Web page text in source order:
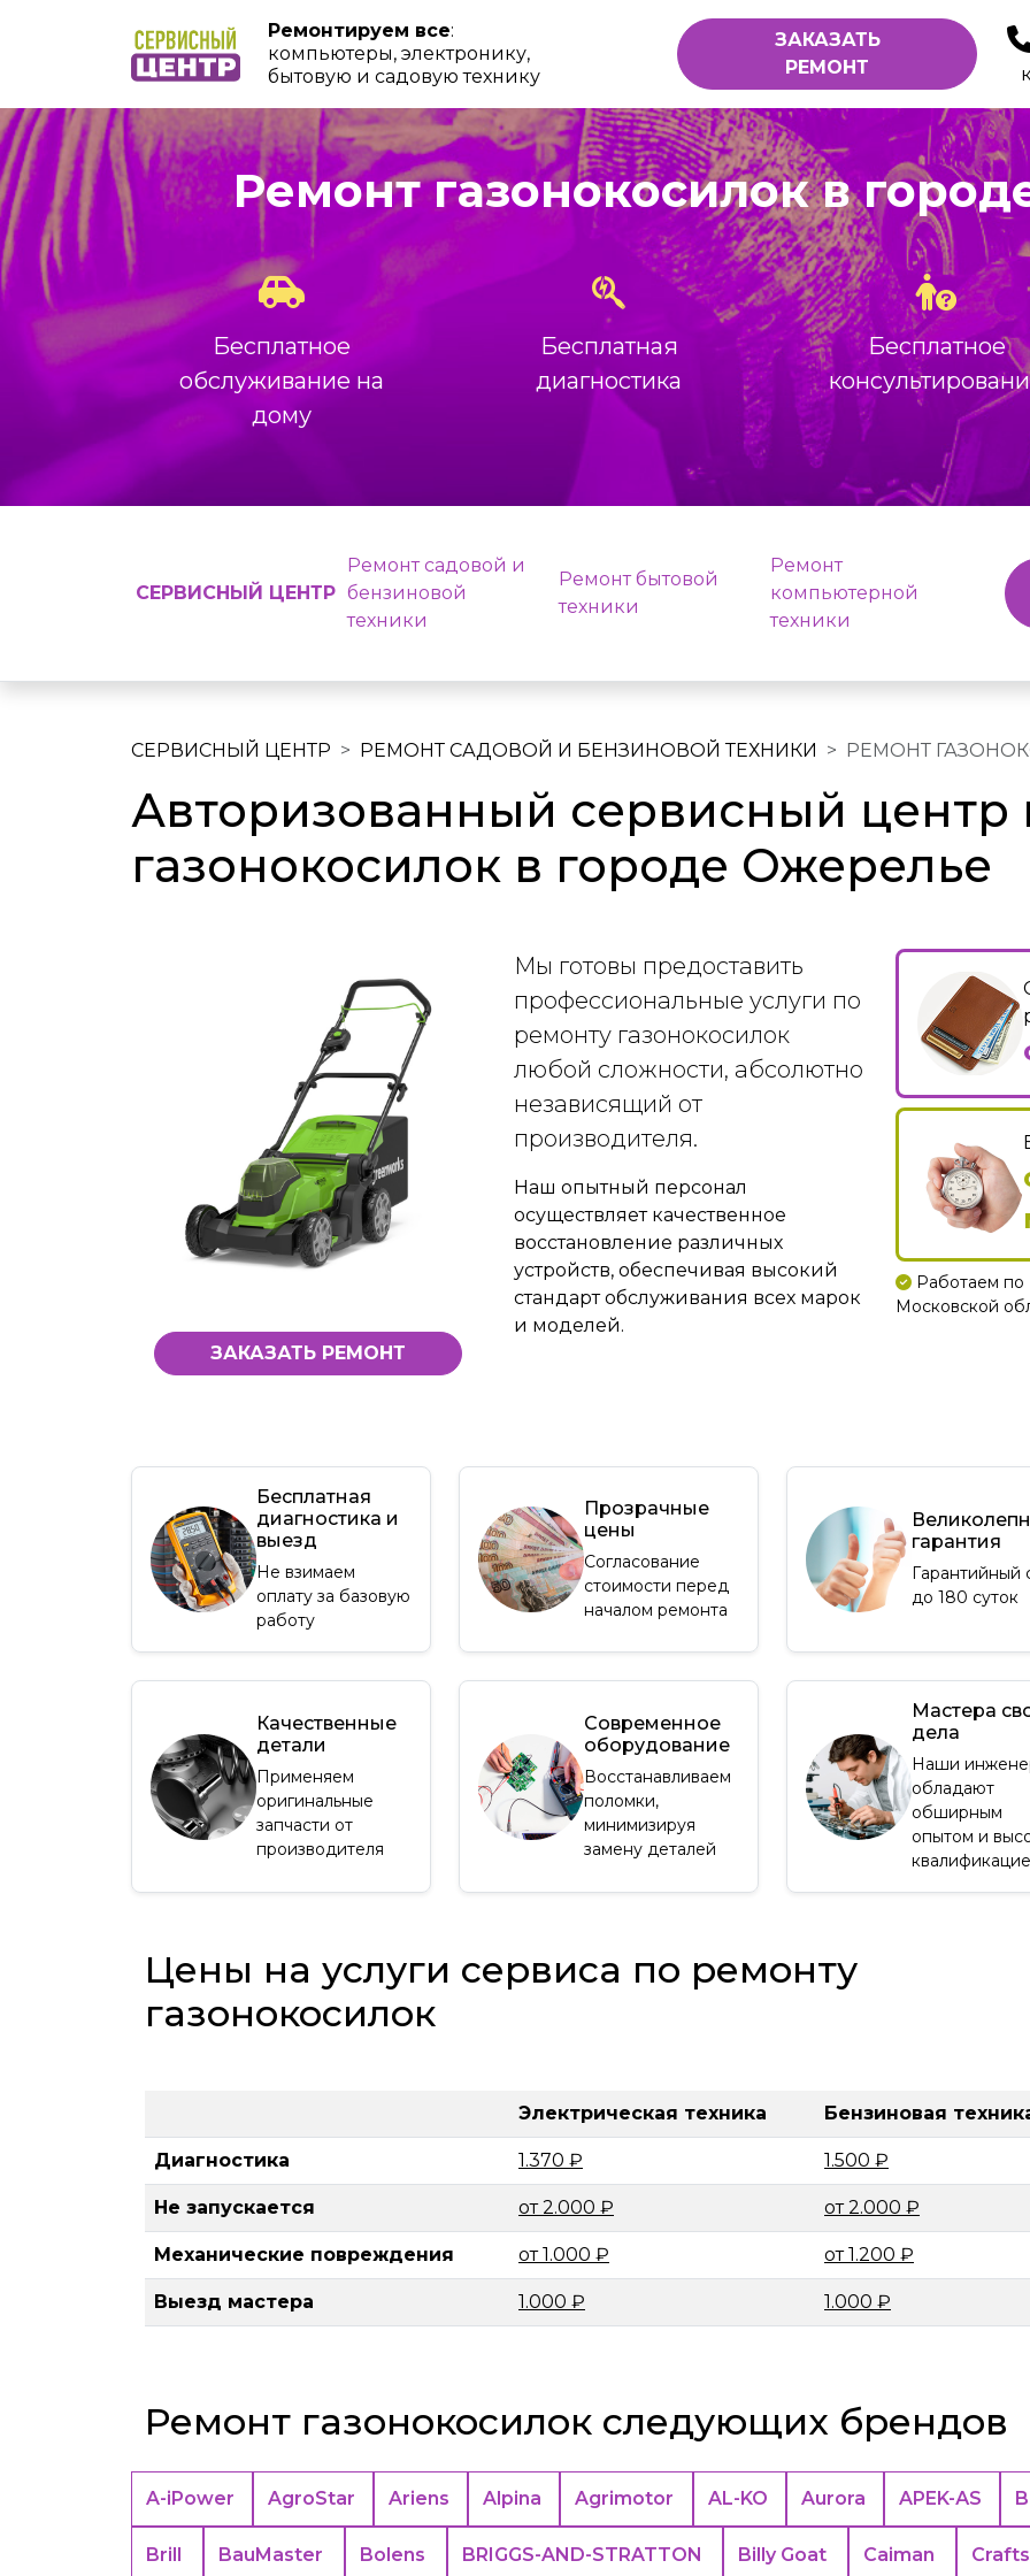
Ремонтируем все:
компьютеры, электронику,
бытовую и садовую технику
ЗАКАЗАТЬ
РЕМОНТ
Ремонт газонокосилок в
Бесплатное
обслуживание на
дому
Бесплатная
диагностика
Бесплатное
СЕРВИСНЫЙ ЦЕНТР
Ремонт садовой и
бензиновой
техники
Ремонт бытовой
техники
Ремонт
компьютерной
техники
СЕРВИСНЫЙ ЦЕНТР РЕМОНТ САДОВОЙ И БЕНЗИНОВОЙ ТЕХНИКИ РЕМОНТ
Авторизованный сервисный центр
газонокосилок в городе Ожерелье
ЗАКАЗАТЬ РЕМОНТ
Мы готовы предоставить
профессиональные услуги по
ремонту газонокосилок
любой сложности, абсолютно
независящий от
производителя.
Наш опытный персонал
осуществляет качественное
восстановление различных
устройств, обеспечивая высокий
стандарт обслуживания всех марок
и моделей.
Работаем
Московской
Бесплатная
диагностика и
выезд
Не взимаем
оплату за базовую
работу
Прозрачные
цены
Согласование
стоимости перед
началом ремонта
гарантия
Гарантийный
до 180 суток
Качественные
детали
Применяем
оригинальные
запчасти от
производителя
Современное
оборудование
Восстанавливаем
поломки,
минимизируя
замену деталей
Мастера
дела
Наши
обладают
обширным
опытом и
Цены на услуги сервиса по ремонту
газонокосилок
Электрическая техника Бензиновая
Диагностика 1.370 ₽ 1.500 ₽
Не запускается от 2.000 ₽ от 2.000 ₽
Механические повреждения от 1.000 ₽ от 1.200 ₽
Выезд мастера 1.000 ₽ 1.000 ₽
Ремонт газонокосилок следующих брендов
A-iPower AgroStar Ariens Alpina Agrimotor AL-KO Aurora APEK-АS
Brill BauMaster Bolens BRIGGS-AND-STRATTON Billy Goat Caiman